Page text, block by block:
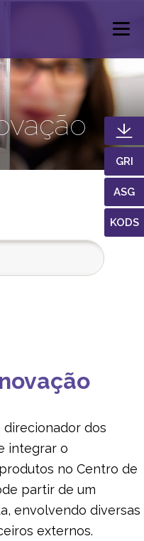
GRI
ASG
KODS
dos
integrar o
no Centro de
partir de um
envolvendo diversas
externos.